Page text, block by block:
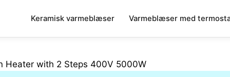
Keramisk varmeblæser Varmeblæser med
Heater with 2 Steps 400V 5000W